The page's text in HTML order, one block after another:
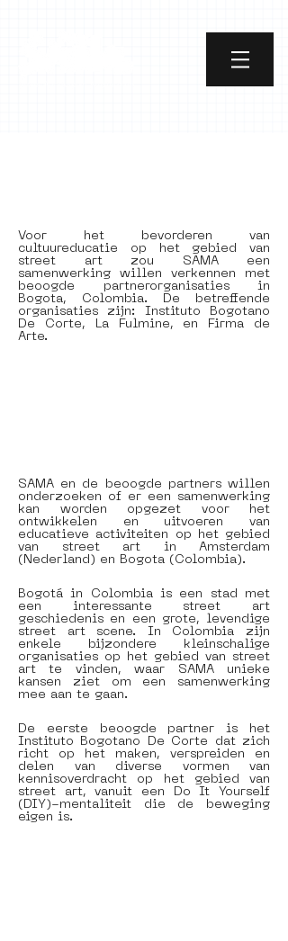
Voor het bevorderen van
cultuureducatie op het gebied van
street art zou SAMA een
samenwerking willen verkennen met
beoogde partnerorganisaties in
Bogota, Colombia. De betreffende
organisaties zijn: Instituto Bogotano
De Corte, La Fulmine, en Firma de
Arte.
SAMA en de beoogde partners willen
onderzoeken of er een samenwerking
kan worden opgezet voor het
ontwikkelen en uitvoeren van
educatieve activiteiten op het gebied
van street art in Amsterdam
(Nederland) en Bogota (Colombia).
Bogotá in Colombia is een stad met
een interessante street art
geschiedenis en een grote, levendige
street art scene. In Colombia zijn
enkele bijzondere kleinschalige
organisaties op het gebied van street
art te vinden, waar SAMA unieke
kansen ziet om een samenwerking
mee aan te gaan.
De eerste beoogde partner is het
Instituto Bogotano De Corte dat zich
richt op het maken, verspreiden en
delen van diverse vormen van
kennisoverdracht op het gebied van
street art, vanuit een Do It Yourself
(DIY)-mentaliteit die de beweging
eigen is.